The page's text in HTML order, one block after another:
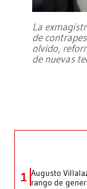
La
de
olvido,
de nuevas
1 Augusto
rango de